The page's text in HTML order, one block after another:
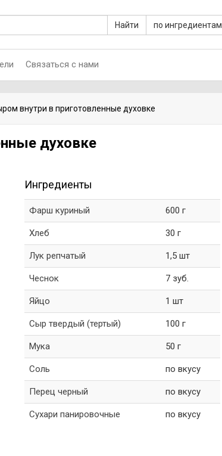
Найти по ингредиентам
Связаться с нами
внутри в приготовленные духовке
духовке
Ингредиенты
Фарш куриный 600 г
Хлеб 30 г
Лук репчатый 1,5 шт
Чеснок 7 зуб.
Яйцо 1 шт
Сыр твердый (тертый) 100 г
Мука 50 г
Соль по вкусу
Перец черный по вкусу
Сухари панировочные по вкусу